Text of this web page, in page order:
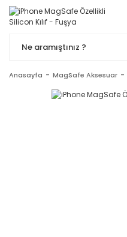
Anasayfa MagSafe Aksesuar